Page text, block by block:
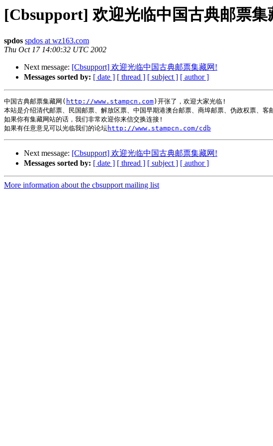
[Cbsupport] 欢迎光临中国古典邮票集
spdos spdos at wz163.com
Thu Oct 17 14:00:32 UTC 2002
Next message: [Cbsupport] 欢迎光临中国古典邮票集藏网!
Messages sorted by: [ date ] [ thread ] [ subject ] [ author ]
中国古典邮票集藏网( http://www.stampcn.com)开张了，欢迎大家光临!
本站是介绍清代邮票、民国邮票、解放区票、中国早期港澳台邮票、商埠邮票、伪政权票、
如果你有集藏网站的话，我们非常欢迎你来信交换连接!
如果有任意意见可以光临我们的论坛http://www.stampcn.com/cdb
Next message: [Cbsupport] 欢迎光临中国古典邮票集藏网!
Messages sorted by: [ date ] [ thread ] [ subject ] [ author ]
More information about the cbsupport mailing list